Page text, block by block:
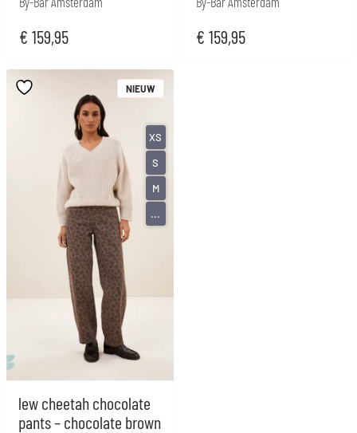
€ 159,95 € 159,95
lew cheetah chocolate
pants – chocolate brown
NIEUW
XS
S
M
...